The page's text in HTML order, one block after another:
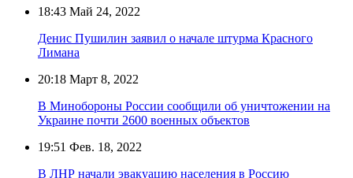
18:43 Май 24, 2022
Денис Пушилин заявил о начале штурма Красного
Лимана
20:18 Март 8, 2022
В Минобороны России сообщили об уничтожении на
Украине почти 2600 военных объектов
19:51 Фев. 18, 2022
В ЛНР начали эвакуацию населения в Россию